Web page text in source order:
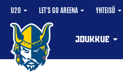
U20 LET'S GO AREENA YHTEISÖ
JOUKKUE